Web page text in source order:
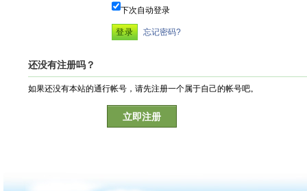
下次自动登录
忘记密码?
还没有注册吗？
如果还没有本站的通行帐号，请先注册一个属于自己的帐号吧。
立即注册